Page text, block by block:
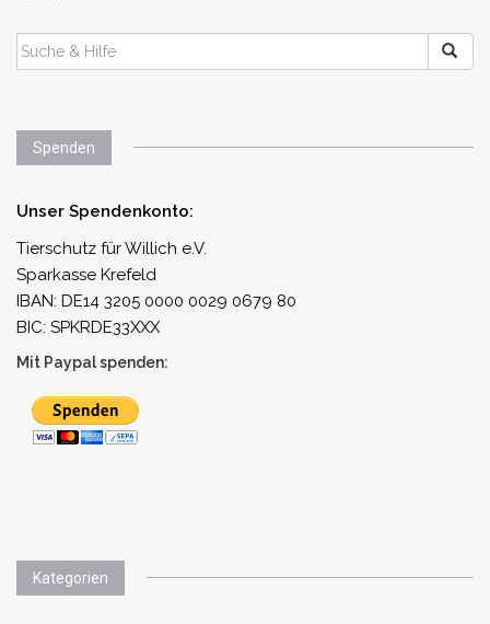
SUCHEN
NACH:
Spenden
Unser Spendenkonto:
Tierschutz für Willich e.V.
Sparkasse Krefeld
IBAN: DE14 3205 0000 0029 0679 80
BIC: SPKRDE33XXX
Mit Paypal spenden:
Kategorien